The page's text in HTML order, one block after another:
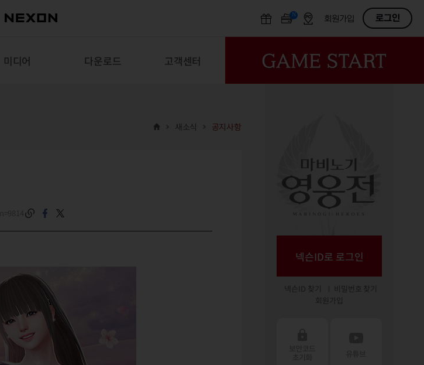
N OFF회원가입 로그인
미디어 다운로드 고객센터
새소식 공지사항
넥슨ID로 로그인
넥슨ID 찾기
비밀번호 찾기
회원가입